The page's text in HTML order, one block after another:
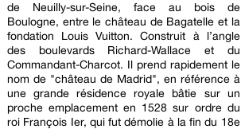
de Neuilly-sur-Seine, face au bois de
Boulogne, entre le château de Bagatelle et la
fondation Louis Vuitton. Construit à l’angle
des boulevards Richard-Wallace et du
Commandant-Charcot. Il prend rapidement le
nom de "château de Madrid", en référence à
une grande résidence royale bâtie sur un
proche emplacement en 1528 sur ordre du
roi François Ier, qui fut démolie à la fin du 18e